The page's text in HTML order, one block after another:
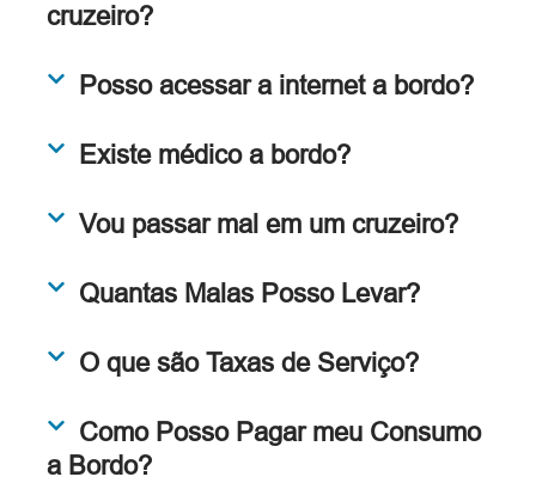
cruzeiro?
Posso acessar a internet a bordo?
Existe médico a bordo?
Vou passar mal em um cruzeiro?
Quantas Malas Posso Levar?
O que são Taxas de Serviço?
Como Posso Pagar meu Consumo
a Bordo?